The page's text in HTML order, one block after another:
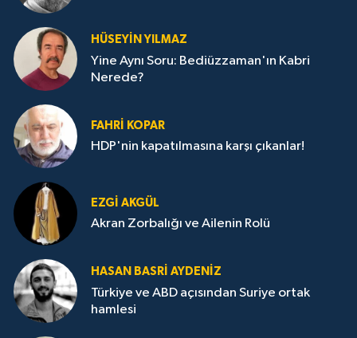
HÜSEYIN YILMAZ
Yine Aynı Soru: Bediüzzaman'ın Kabri
Nerede?
FAHRI KOPAR
HDP'nin kapatılmasına karşı çıkanlar!
EZGI AKGÜL
Akran Zorbalığı ve Ailenin Rolü
HASAN BASRI AYDENIZ
Türkiye ve ABD açısından Suriye ortak
hamlesi